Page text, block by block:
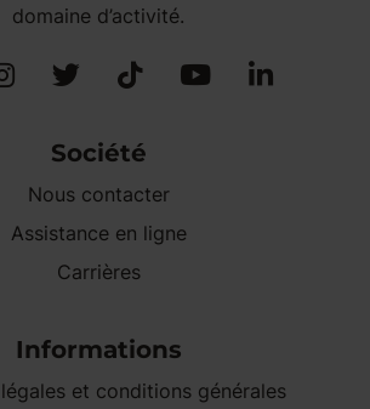
domaine d’activité.
Société
Nous contacter
Assistance en ligne
Carrières
Informations
et conditions générales